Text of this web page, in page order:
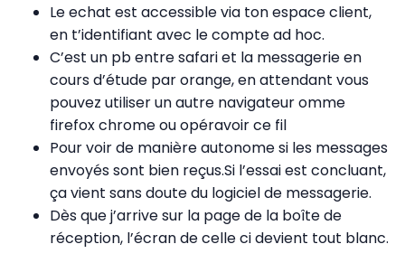
Le echat est accessible via ton espace client,
en t’identifiant avec le compte ad hoc.
C’est un pb entre safari et la messagerie en
cours d’étude par orange, en attendant vous
pouvez utiliser un autre navigateur omme
firefox chrome ou opéravoir ce fil
Pour voir de manière autonome si les messages
envoyés sont bien reçus.Si l’essai est concluant,
ça vient sans doute du logiciel de messagerie.
Dès que j’arrive sur la page de la boîte de
réception, l’écran de celle ci devient tout blanc.